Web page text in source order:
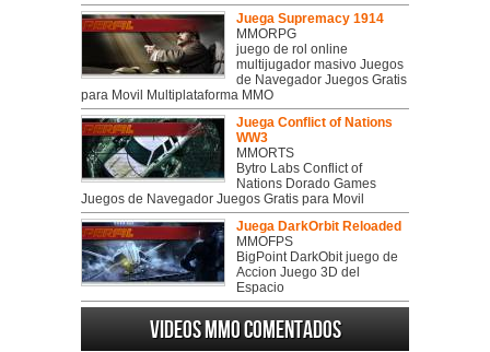
Juega Supremacy 1914
MMORPG
juego de rol online
multijugador masivo Juegos
de Navegador Juegos Gratis
para Movil Multiplataforma MMO
Juega Conflict of Nations
WW3
MMORTS
Bytro Labs Conflict of
Nations Dorado Games
Juegos de Navegador Juegos Gratis para Movil
Juega DarkOrbit Reloaded
MMOFPS
BigPoint DarkObit juego de
Accion Juego 3D del
Espacio
Videos MMO Comentados